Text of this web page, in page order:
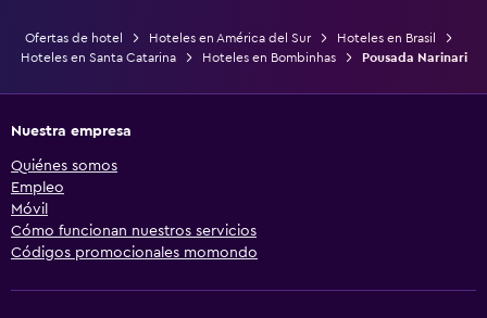
Ofertas de hotel Hoteles en América del Sur
Hoteles en Brasil
Hoteles en Santa Catarina
Hoteles en Bombinhas Pousada Narinari
Nuestra empresa
Quiénes somos
Empleo
Móvil
Cómo funcionan nuestros servicios
Códigos promocionales momondo